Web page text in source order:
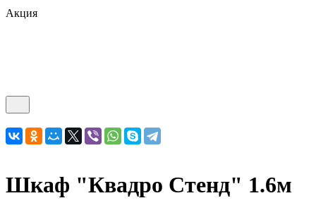
Акция
Шкаф "Квадро Стенд" 1.6м